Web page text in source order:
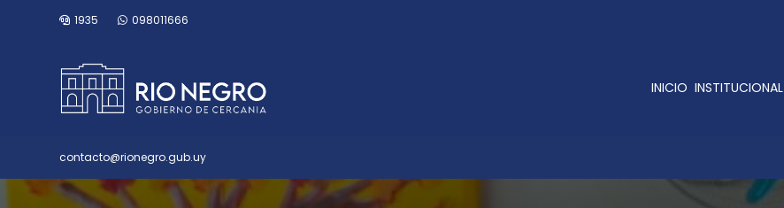
1935 098011666
INICIO INSTITUCIONAL
contacto@rionegro.gub.uy